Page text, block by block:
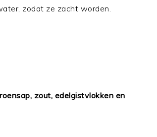
zodat ze zacht worden.
zout, edelgistvlokken en